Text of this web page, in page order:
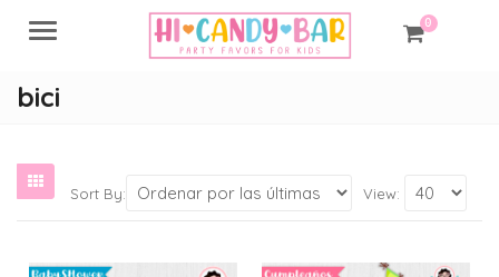
Menu 0
bici
Sort By: View: